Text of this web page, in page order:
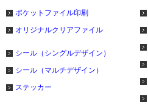
ポケットファイル印刷
オリジナルクリアファイル
シール（シングルデザイン）
シール（マルチデザイン）
ステッカー